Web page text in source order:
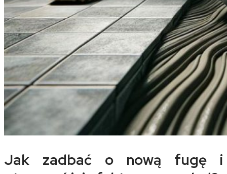
Jak zadbać o nową fugę i